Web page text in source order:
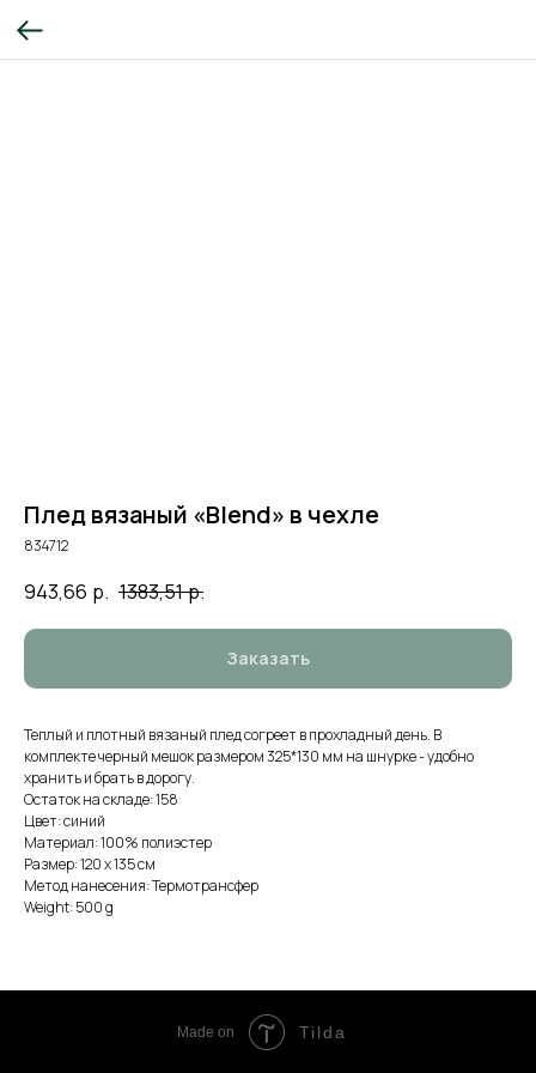
Плед вязаный «Blend» в чехле
834712
943,66 р. 1383,51р.
Заказать
Теплый и плотный вязаный плед согреет в прохладный день. В
комплекте черный мешок размером 325*130 мм на шнурке - удобно
хранить и брать в дорогу.
Остаток на складе: 158
Цвет: синий
Материал: 100% полиэстер
Размер: 120 х 135 см
Метод нанесения: Термотрансфер
Weight: 500 g
Made on Tilda